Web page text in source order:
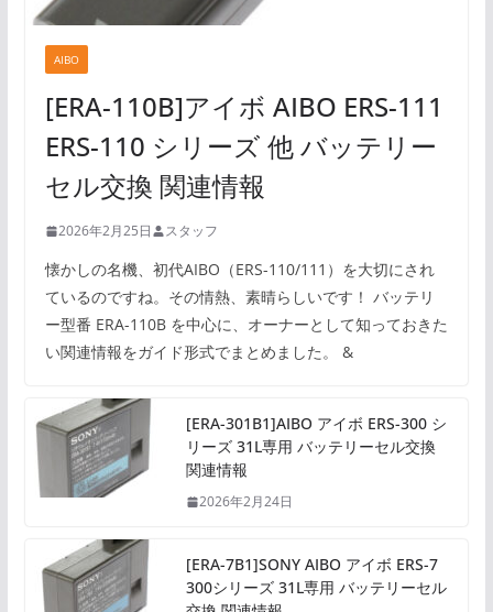
AIBO
[ERA-110B]アイボ AIBO ERS-111
ERS-110 シリーズ 他 バッテリー
セル交換 関連情報
2026年2月25日 スタッフ
懐かしの名機、初代AIBO（ERS-110/111）を大切にされ
ているのですね。その情熱、素晴らしいです！ バッテリ
ー型番 ERA-110B を中心に、オーナーとして知っておきた
い関連情報をガイド形式でまとめました。 &
[ERA-301B1]AIBO アイボ ERS-300 シ
リーズ 31L専用 バッテリーセル交換
関連情報
2026年2月24日
[ERA-7B1]SONY AIBO アイボ ERS-7
300シリーズ 31L専用 バッテリーセル